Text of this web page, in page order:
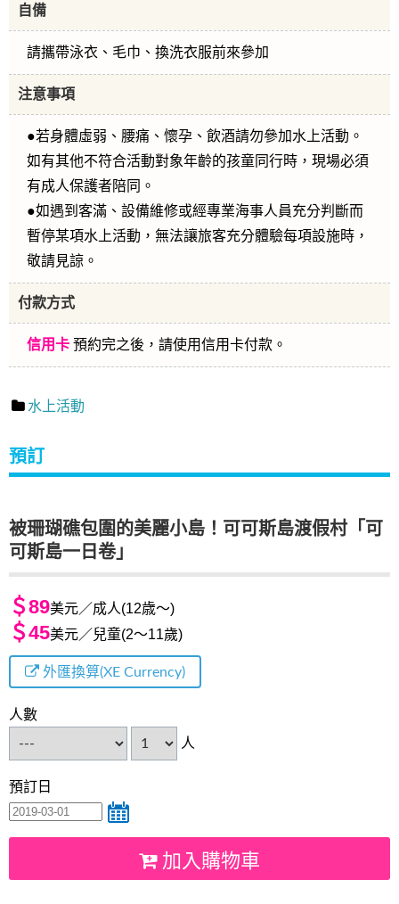
自備
請攜帶泳衣、毛巾、換洗衣服前來參加
注意事項
●若身體虛弱、腰痛、懷孕、飲酒請勿參加水上活動。
如有其他不符合活動對象年齡的孩童同行時，現場必須
有成人保護者陪同。
●如遇到客滿、設備維修或經專業海事人員充分判斷而
暫停某項水上活動，無法讓旅客充分體驗每項設施時，
敬請見諒。
付款方式
信用卡 預約完之後，請使用信用卡付款。
水上活動
預訂
被珊瑚礁包圍的美麗小島！可可斯島渡假村「可
可斯島一日卷」
＄89美元／成人(12歳～)
＄45美元／兒童(2～11歲)
外匯換算(XE Currency)
人數
人
預訂日
加入購物車